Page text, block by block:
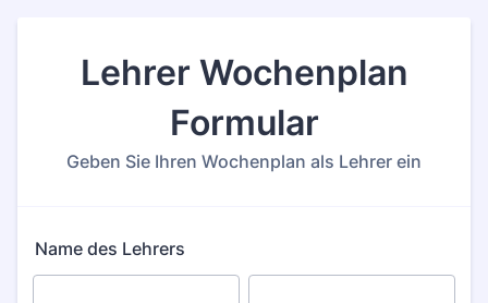
Lehrer Wochenplan
Formular
Geben Sie Ihren Wochenplan als Lehrer ein
Name des Lehrers